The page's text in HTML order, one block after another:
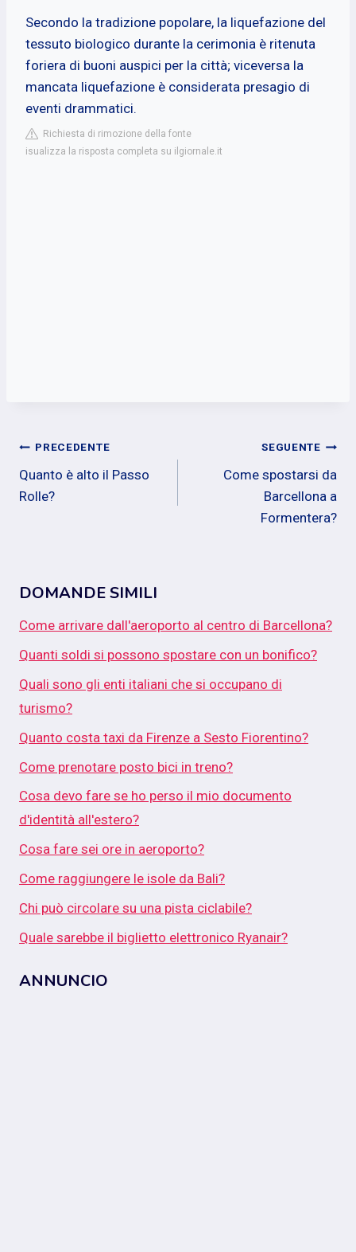
Secondo la tradizione popolare, la liquefazione del
tessuto biologico durante la cerimonia è ritenuta
foriera di buoni auspici per la città; viceversa la
mancata liquefazione è considerata presagio di
eventi drammatici.
Richiesta di rimozione della fonte
isualizza la risposta completa su ilgiornale.it
Navigazione
articoli
PRECEDENTE
Quanto è alto il Passo
Rolle?
SEGUENTE
Come spostarsi da
Barcellona a
Formentera?
DOMANDE SIMILI
Come arrivare dall'aeroporto al centro di Barcellona?
Quanti soldi si possono spostare con un bonifico?
Quali sono gli enti italiani che si occupano di
turismo?
Quanto costa taxi da Firenze a Sesto Fiorentino?
Come prenotare posto bici in treno?
Cosa devo fare se ho perso il mio documento
d'identità all'estero?
Cosa fare sei ore in aeroporto?
Come raggiungere le isole da Bali?
Chi può circolare su una pista ciclabile?
Quale sarebbe il biglietto elettronico Ryanair?
ANNUNCIO